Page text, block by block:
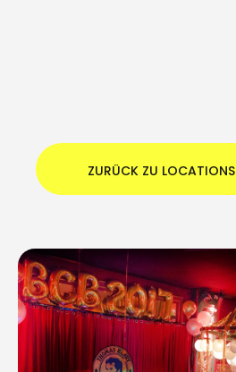
ZURÜCK ZU LOCATIONS